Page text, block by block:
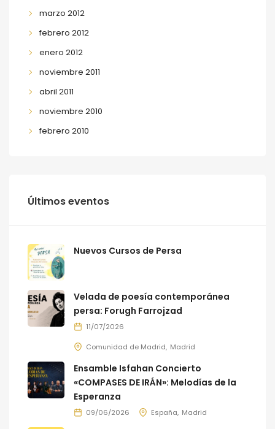
marzo 2012
febrero 2012
enero 2012
noviembre 2011
abril 2011
noviembre 2010
febrero 2010
Últimos eventos
Nuevos Cursos de Persa
Velada de poesía contemporánea
persa: Forugh Farrojzad
11/07/2026
Comunidad de Madrid Madrid
Ensamble Isfahan Concierto
«COMPASES DE IRÁN»: Melodías de la
Esperanza
09/06/2026 España Madrid